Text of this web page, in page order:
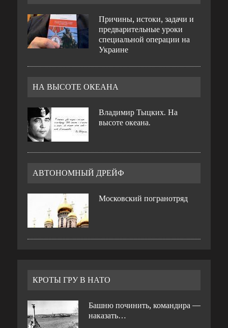
Причины, истоки, задачи и
предварительные уроки
специальной операции на
Украине
НА ВЫСОТЕ ОКЕАНА
Владимир Тыцких. На
высоте океана.
АВТОНОМНЫЙ ДРЕЙФ
Московский погранотряд
КРОТЫ ГРУ В НАТО
Башню починить, командира —
наказать…